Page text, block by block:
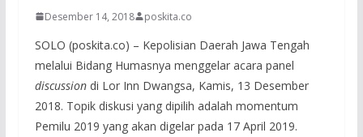
Desember 14, 2018 poskita.co
SOLO (poskita.co) – Kepolisian Daerah Jawa Tengah
melalui Bidang Humasnya menggelar acara panel
discussiondi Lor Inn Dwangsa, Kamis, 13 Desember
2018. Topik diskusi yang dipilih adalah momentum
Pemilu 2019 yang akan digelar pada 17 April 2019.